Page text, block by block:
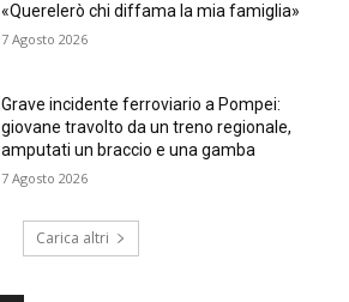
«Querelerò chi diffama la mia famiglia»
7 Agosto 2026
Grave incidente ferroviario a Pompei:
giovane travolto da un treno regionale,
amputati un braccio e una gamba
7 Agosto 2026
Carica altri